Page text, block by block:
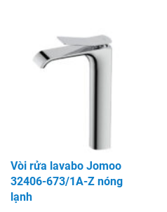
Vòi rửa lavabo Jomoo
32406-673/1A-Z nóng
lạnh